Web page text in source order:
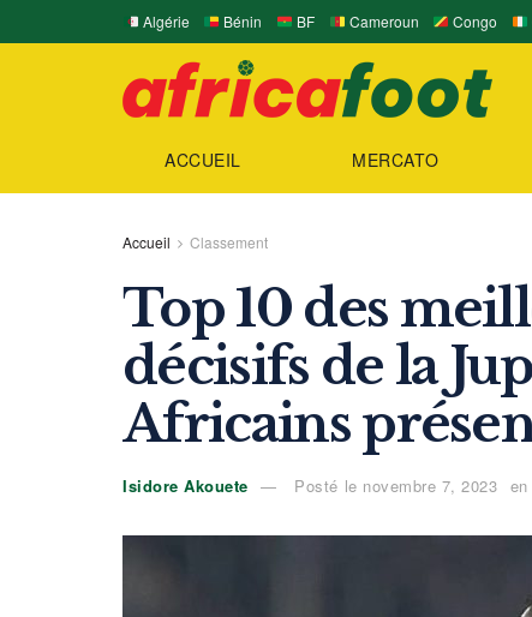
Algérie Bénin BF Cameroun Congo
ACCUEIL MERCATO
Accueil Classement
Top 10 des
décisifs de la
Africains
Isidore Akouete Posté le novembre 7, 2023 en